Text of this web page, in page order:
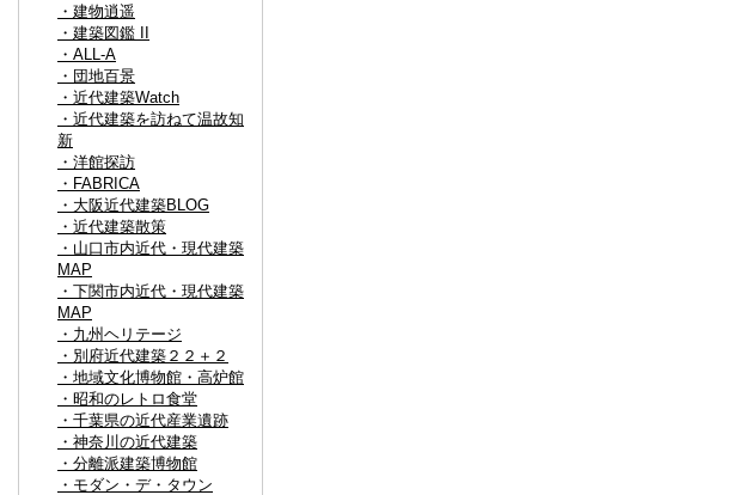
・建物逍遥
・建築図鑑 II
・ALL-A
・団地百景
・近代建築Watch
・近代建築を訪ねて温故知
新
・洋館探訪
・FABRICA
・大阪近代建築BLOG
・近代建築散策
・山口市内近代・現代建築
MAP
・下関市内近代・現代建築
MAP
・九州ヘリテージ
・別府近代建築２２＋２
・地域文化博物館・高炉館
・昭和のレトロ食堂
・千葉県の近代産業遺跡
・神奈川の近代建築
・分離派建築博物館
・モダン・デ・タウン